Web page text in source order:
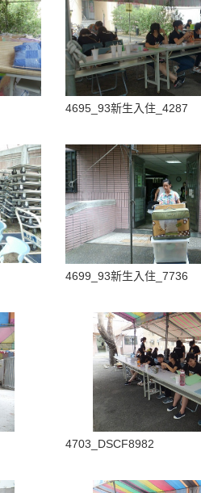
4695_93新生入住_4287
4699_93新生入住_7736
4703_DSCF8982